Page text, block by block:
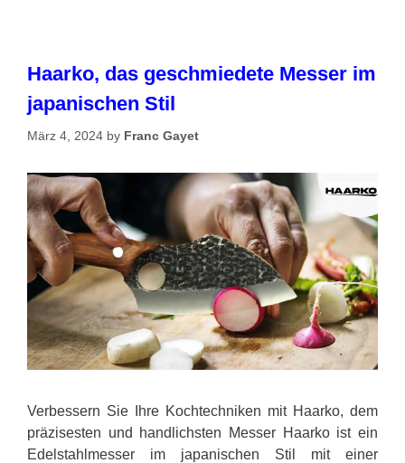
Haarko, das geschmiedete Messer im
japanischen Stil
März 4, 2024 by Franc Gayet
Verbessern Sie Ihre Kochtechniken mit Haarko, dem
präzisesten und handlichsten Messer Haarko ist ein
Edelstahlmesser im japanischen Stil mit einer